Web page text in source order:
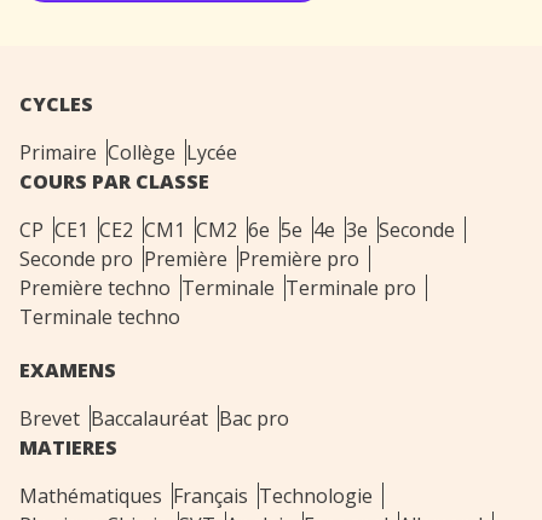
CYCLES
Primaire Collège Lycée
COURS PAR CLASSE
CP CE1 CE2 CM1 CM2 6e 5e 4e 3e Seconde
Seconde pro Première Première pro
Première techno Terminale Terminale pro
Terminale techno
EXAMENS
Brevet Baccalauréat Bac pro
MATIERES
Mathématiques Français Technologie